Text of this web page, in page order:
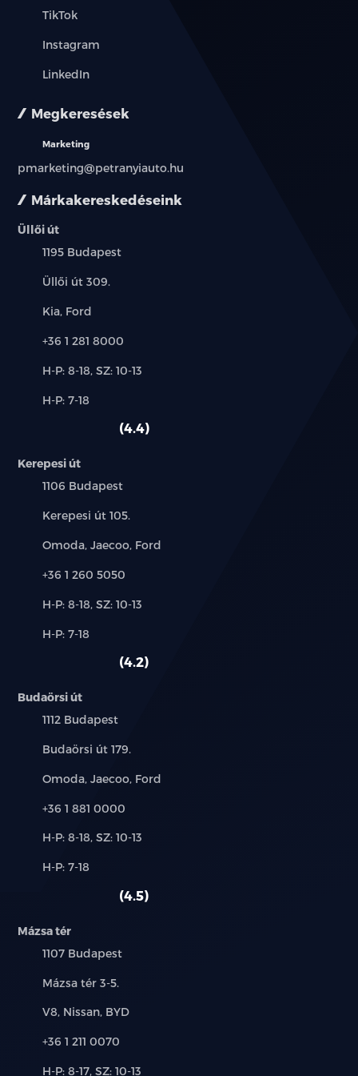
Márkakereskedéseink
Üllői út
Település:
1195 Budapest
Cím:
Üllői út 309.
Márkák:
Kia, Ford
Telefon:
+36 1 281 8000
Új-
használt
H-P: 8-18, SZ: 10-13
Alkatrész,
H-P: 7-18
4.4
Kerepesi út
Település:
1106 Budapest
Cím:
Kerepesi út 105.
Márkák:
Omoda, Jaecoo, Ford
Telefon:
+36 1 260 5050
Új-
használt
H-P: 8-18, SZ: 10-13
Alkatrész,
H-P: 7-18
4.2
Budaörsi út
Település:
1112 Budapest
Cím:
Budaörsi út 179.
Márkák:
Omoda, Jaecoo, Ford
Telefon:
+36 1 881 0000
Új-
használt
H-P: 8-18, SZ: 10-13
Alkatrész,
H-P: 7-18
4.5
Mázsa tér
Település:
1107 Budapest
Cím:
Mázsa tér 3-5.
Márkák:
V8, Nissan, BYD
Telefon:
+36 1 211 0070
Új-
H-P: 8-17, SZ: 10-13
TikTok
Instagram
LinkedIn
Megkeresések
Marketing
pmarketing@petranyiauto.hu